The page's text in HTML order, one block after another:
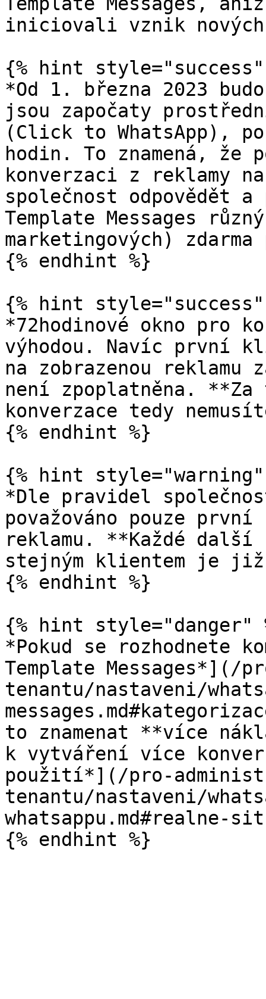
iniciovali vznik nových
{% hint style="success"
*Od 1. března 2023
jsou započaty
(Click to WhatsApp),
hodin. To znamená,
konverzaci z reklamy
společnost odpovědět a
Template Messages
marketingových)
{% endhint %}
{% hint style="success"
*72hodinové okno pro
výhodou. Navíc první
na zobrazenou
není zpoplatněna.
konverzace tedy
{% endhint %}
{% hint style="warning"
*Dle pravidel
považováno pouze
reklamu. **Každé
stejným klientem je
{% endhint %}
{% hint style="danger"
*Pokud se rozhodnete
Template Messages*](/
tenantu/nastaveni/
to znamenat **více
k vytváření více
použití*](/pro-
tenantu/nastaveni/
whatsappu.md#realne-